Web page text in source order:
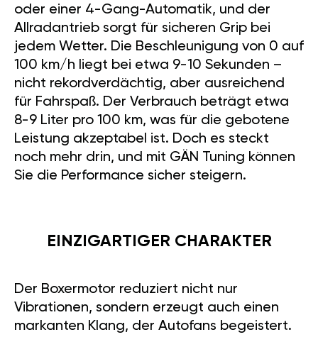
oder einer 4-Gang-Automatik, und der
Allradantrieb sorgt für sicheren Grip bei
jedem Wetter. Die Beschleunigung von 0 auf
100 km/h liegt bei etwa 9-10 Sekunden –
nicht rekordverdächtig, aber ausreichend
für Fahrspaß. Der Verbrauch beträgt etwa
8-9 Liter pro 100 km, was für die gebotene
Leistung akzeptabel ist. Doch es steckt
noch mehr drin, und mit GÄN Tuning können
Sie die Performance sicher steigern.
EINZIGARTIGER CHARAKTER
Der Boxermotor reduziert nicht nur
Vibrationen, sondern erzeugt auch einen
markanten Klang, der Autofans begeistert.